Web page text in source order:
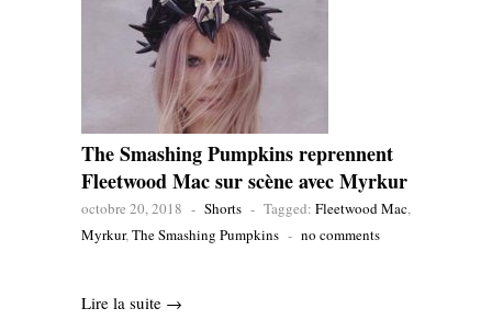
The Smashing Pumpkins reprennent
Fleetwood Mac sur scène avec Myrkur
octobre 20, 2018 - Shorts - Tagged: Fleetwood Mac,
Myrkur,The Smashing Pumpkins - no comments
Lire la suite →